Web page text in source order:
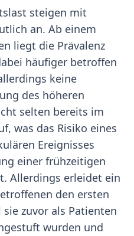
steigen mit
an. Ab einem
liegt die Prävalenz
häufiger betroffen
keine
des höheren
selten bereits im
was das Risiko eines
Ereignisses
einer frühzeitigen
Allerdings erleidet ein
den ersten
zuvor als Patienten
wurden und